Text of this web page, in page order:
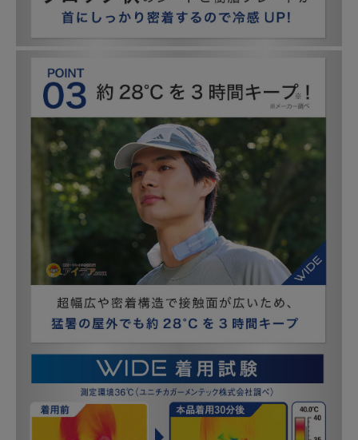
です。
╍ ╍ ╍ ╍ ╍ ╍ ╍ ╍ ╍
オンラインストアは、
@official_cogit こちらの
URLから。
╍ ╍ ╍ ╍ ╍ ╍ ╍ ╍ ╍
╍ ╍ ╍ ╍ ╍ ╍ ╍ ╍ ╍
╍ ╍ ╍ ╍ ╍
#コジット #cogit #コジッ
ト購入品 #暮らし #主婦 #
雑貨 #便利グッズ #アイ
デア #新商品
#COOLOOP #ネックリン
グ #猛暑対策 #暑さ対策 #
熱中症対策 #ひんやりグ
ッズ #クール #クールダ
ウン